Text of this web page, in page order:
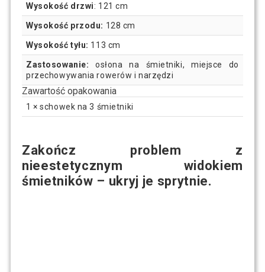
Wysokość drzwi: 121 cm
Wysokość przodu: 128 cm
Wysokość tyłu: 113 cm
Zastosowanie: osłona na śmietniki, miejsce do
przechowywania rowerów i narzędzi
Zawartość opakowania
1 × schowek na 3 śmietniki
Zakończ problem z
nieestetycznym widokiem
śmietników – ukryj je sprytnie.